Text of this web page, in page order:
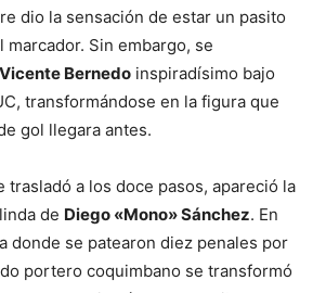
dio la sensación de estar un pasito
marcador. Sin embargo, se
Vicente Bernedo inspiradísimo bajo
transformándose en la figura que
gol llegara antes.
trasladó a los doce pasos, apareció la
de Diego «Mono» Sánchez. En
donde se patearon diez penales por
portero coquimbano se transformó